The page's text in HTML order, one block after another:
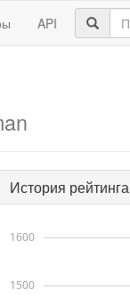
API
История рейтинга
1500
1600